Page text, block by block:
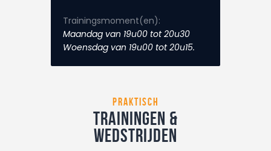
Trainingsmoment(en):
Maandag van 19u00 tot 20u30
Woensdag van 19u00 tot 20u15.
praktisch
Trainingen &
wedstrijden